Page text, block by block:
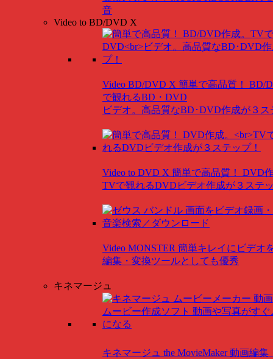
音
Video to BD/DVD X
Video BD/DVD X 簡単で高品質！ BD/
で観れるBD・DVD
ビデオ。高品質なBD･DVD作成が３ス
Video to DVD X 簡単で高品質！ DVD
TVで観れるDVDビデオ作成が３ステ
Video MONSTER 簡単キレイにビデオ
編集・変換ツールとしても優秀
キネマージュ
キネマージュ the MovieMaker 動画編集